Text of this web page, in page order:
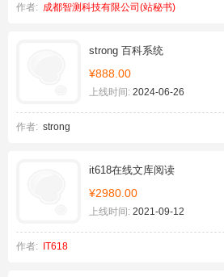
作者: 成都智测科技有限公司(站秘书)
strong 百科系统
¥888.00
上线时间: 2024-06-26
作者: strong
it618在线文库阅读
¥2980.00
上线时间: 2021-09-12
作者: IT618